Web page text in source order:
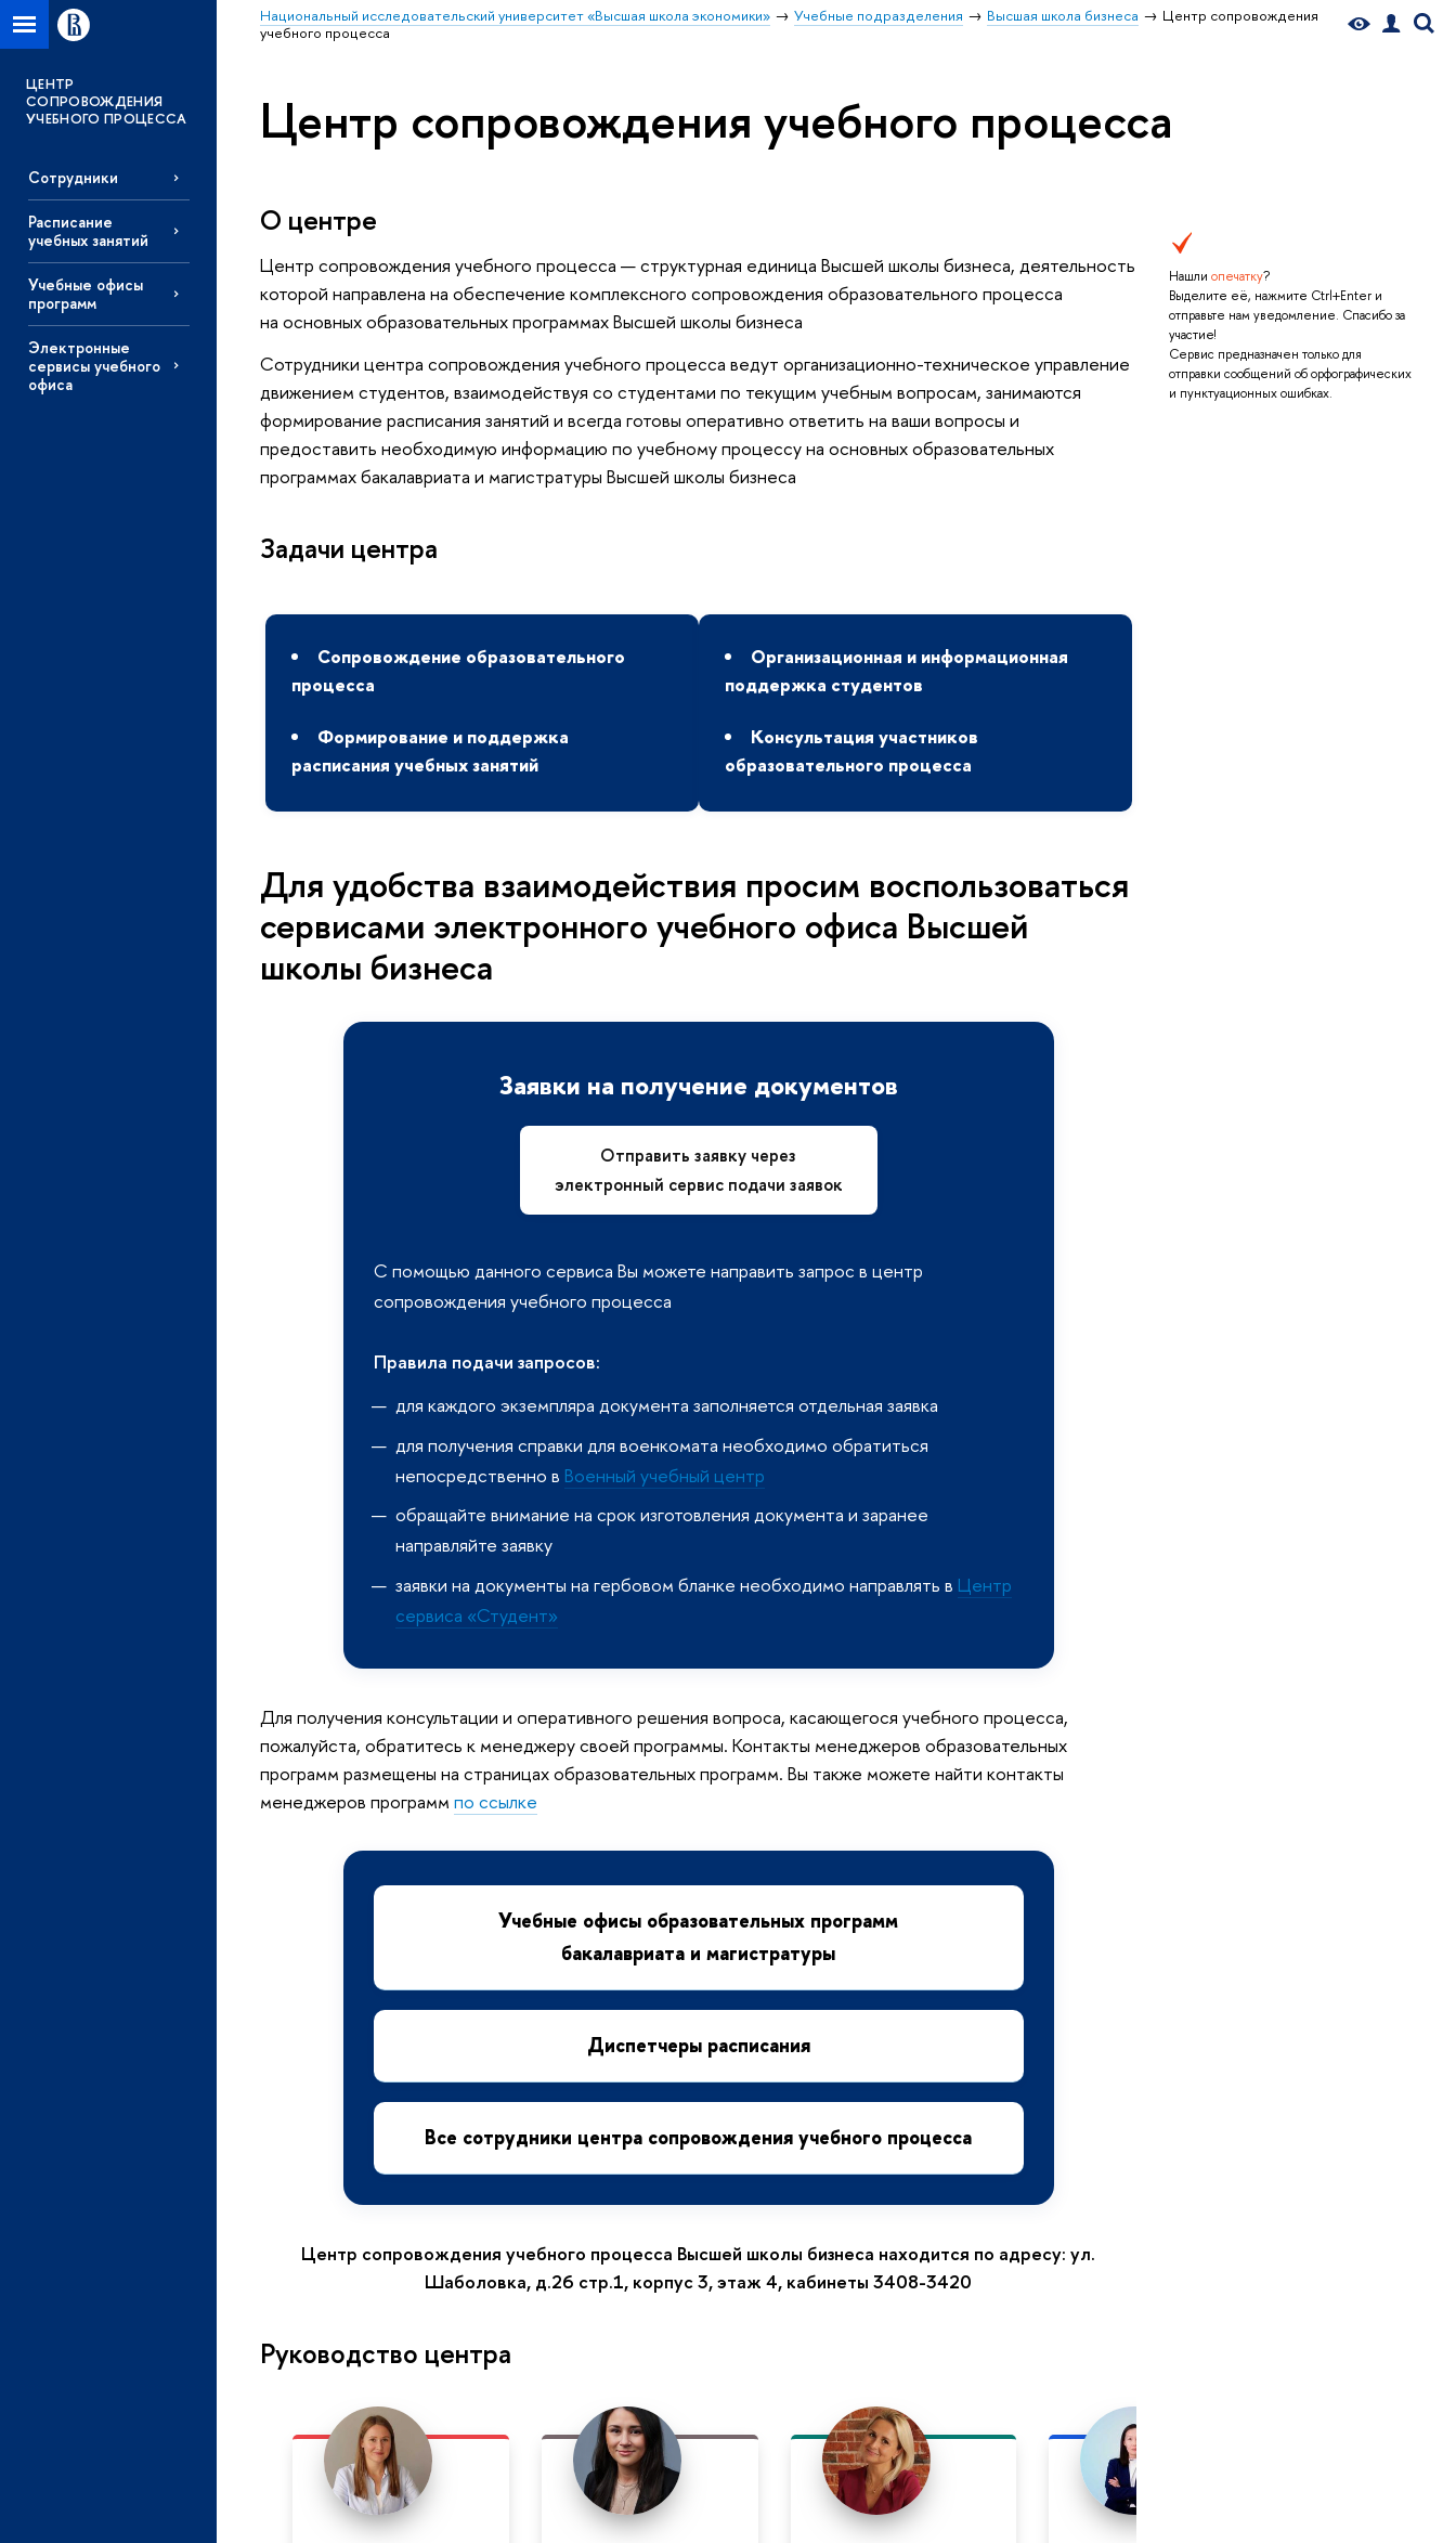
Национальный исследовательский университет «Высшая школа экономики» Учебные подразделения Высшая школа бизнеса
Центр сопровождения
учебного процесса
ЦЕНТР
СОПРОВОЖДЕНИЯ
УЧЕБНОГО ПРОЦЕССА
Сотрудники
Расписание
учебных занятий
Учебные офисы
программ
Электронные
сервисы учебного
офиса
Центр сопровождения учебного процесса
Нашли опечатку?
Выделите её, нажмите Ctrl+Enter и
отправьте нам уведомление. Спасибо за
участие!
Сервис предназначен только для
отправки сообщений об орфографических
и пунктуационных ошибках.
О центре
Центр сопровождения учебного процесса — структурная единица Высшей школы бизнеса, деятельность
которой направлена на обеспечение комплексного сопровождения образовательного процесса
на основных образовательных программах Высшей школы бизнеса
Сотрудники центра сопровождения учебного процесса ведут организационно-техническое управление
движением студентов, взаимодействуя со студентами по текущим учебным вопросам, занимаются
формирование расписания занятий и всегда готовы оперативно ответить на ваши вопросы и
предоставить необходимую информацию по учебному процессу на основных образовательных
программах бакалавриата и магистратуры Высшей школы бизнеса
Задачи центра
Сопровождение образовательного
процесса
Формирование и поддержка
расписания учебных занятий
Организационная и информационная
поддержка студентов
Консультация участников
образовательного процесса
Для удобства взаимодействия просим воспользоваться
сервисами электронного учебного офиса Высшей
школы бизнеса
Заявки на получение документов
Отправить заявку через
электронный сервис подачи заявок
С помощью данного сервиса Вы можете направить запрос в центр
сопровождения учебного процесса
Правила подачи запросов:
для каждого экземпляра документа заполняется отдельная заявка
для получения справки для военкомата необходимо обратиться
непосредственно в Военный учебный центр
обращайте внимание на срок изготовления документа и заранее
направляйте заявку
заявки на документы на гербовом бланке необходимо направлять в Центр
сервиса «Студент»
Для получения консультации и оперативного решения вопроса, касающегося учебного процесса,
пожалуйста, обратитесь к менеджеру своей программы. Контакты менеджеров образовательных
программ размещены на страницах образовательных программ. Вы также можете найти контакты
менеджеров программ по ссылке
Учебные офисы образовательных программ
бакалавриата и магистратуры
Диспетчеры расписания
Все сотрудники центра сопровождения учебного процесса
Центр сопровождения учебного процесса Высшей школы бизнеса находится по адресу: ул.
Шаболовка, д.26 стр.1, корпус 3, этаж 4, кабинеты 3408-3420
Руководство центра